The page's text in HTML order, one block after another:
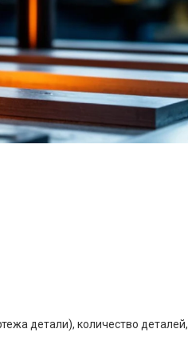
детали), количество деталей,